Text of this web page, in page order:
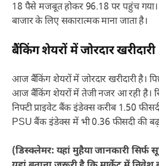
18 पैसे मजबूत होकर 96.18 पर पहुंच
बाजार के लिए सकारात्मक माना जाता है।
बैंकिंग शेयरों में जोरदार खरीदारी
आज बैंकिंग शेयरों में जोरदार खरीदारी है।
आज बैंकिंग शेयरों में तेजी नजर आ रही है।
निफ्टी प्राइवेट बैंक इंडेक्स करीब 1.50
PSU बैंक इंडेक्स में भी 0.36 फीसदी की
(डिस्क्लेमर: यहां मुहैया जानकारी सिर्फ